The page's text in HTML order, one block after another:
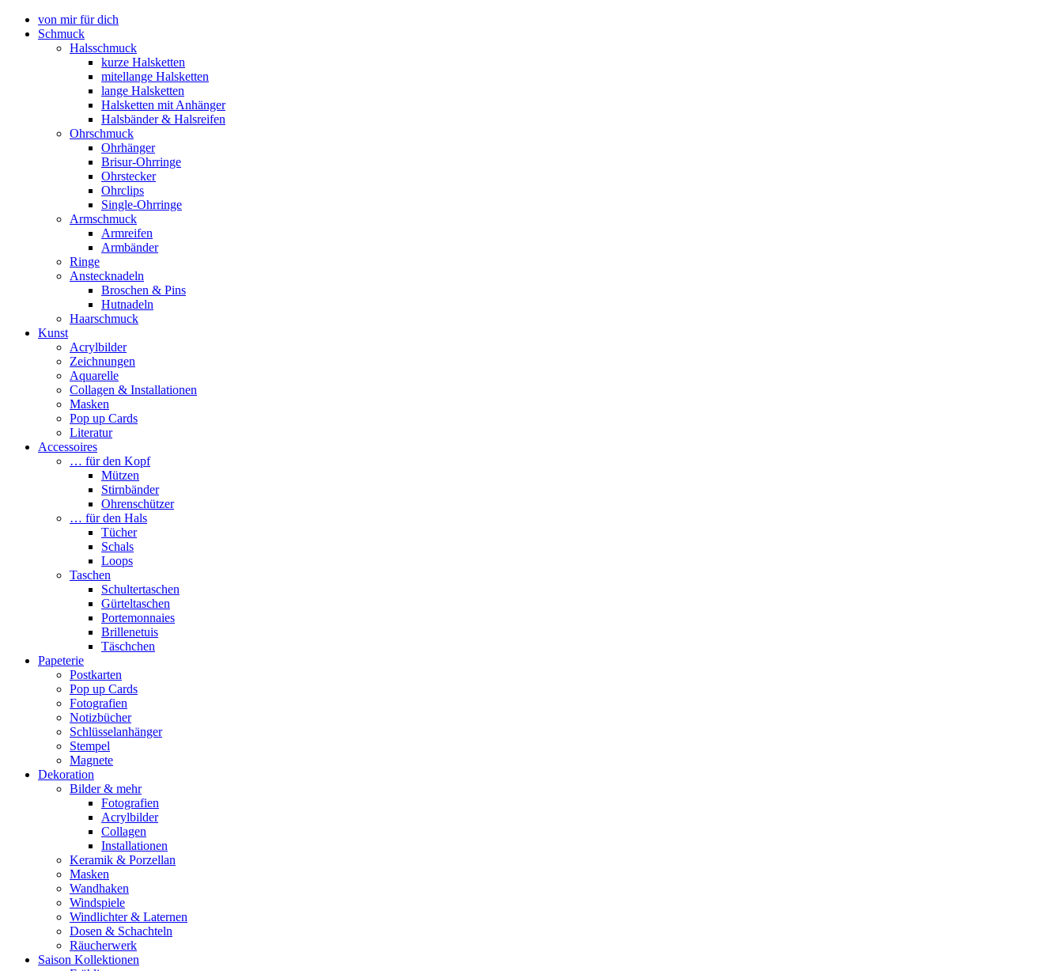
von mir für dich
Schmuck
Halsschmuck
kurze Halsketten
mitellange Halsketten
lange Halsketten
Halsketten mit Anhänger
Halsbänder & Halsreifen
Ohrschmuck
Ohrhänger
Brisur-Ohrringe
Ohrstecker
Ohrclips
Single-Ohrringe
Armschmuck
Armreifen
Armbänder
Ringe
Anstecknadeln
Broschen & Pins
Hutnadeln
Haarschmuck
Kunst
Acrylbilder
Zeichnungen
Aquarelle
Collagen & Installationen
Masken
Pop up Cards
Literatur
Accessoires
… für den Kopf
Mützen
Stirnbänder
Ohrenschützer
… für den Hals
Tücher
Schals
Loops
Taschen
Schultertaschen
Gürteltaschen
Portemonnaies
Brillenetuis
Täschchen
Papeterie
Postkarten
Pop up Cards
Fotografien
Notizbücher
Schlüsselanhänger
Stempel
Magnete
Dekoration
Bilder & mehr
Fotografien
Acrylbilder
Collagen
Installationen
Keramik & Porzellan
Masken
Wandhaken
Windspiele
Windlichter & Laternen
Dosen & Schachteln
Räucherwerk
Saison Kollektionen